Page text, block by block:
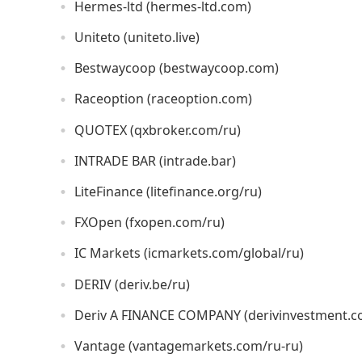
Hermes-ltd (hermes-ltd.com)
Uniteto (uniteto.live)
Bestwaycoop (bestwaycoop.com)
Raceoption (raceoption.com)
QUOTEX (qxbroker.com/ru)
INTRADE BAR (intrade.bar)
LiteFinance (litefinance.org/ru)
FXOpen (fxopen.com/ru)
IC Markets (icmarkets.com/global/ru)
DERIV (deriv.be/ru)
Deriv A FINANCE COMPANY
Vantage (vantagemarkets.com/ru-ru)